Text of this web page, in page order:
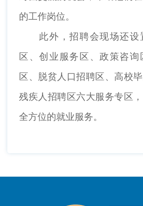
的工作岗位。
此外，招聘会现场还设
区、创业服务区、政策咨询
区、脱贫人口招聘区、高校毕
残疾人招聘区六大服务专区
全方位的就业服务。